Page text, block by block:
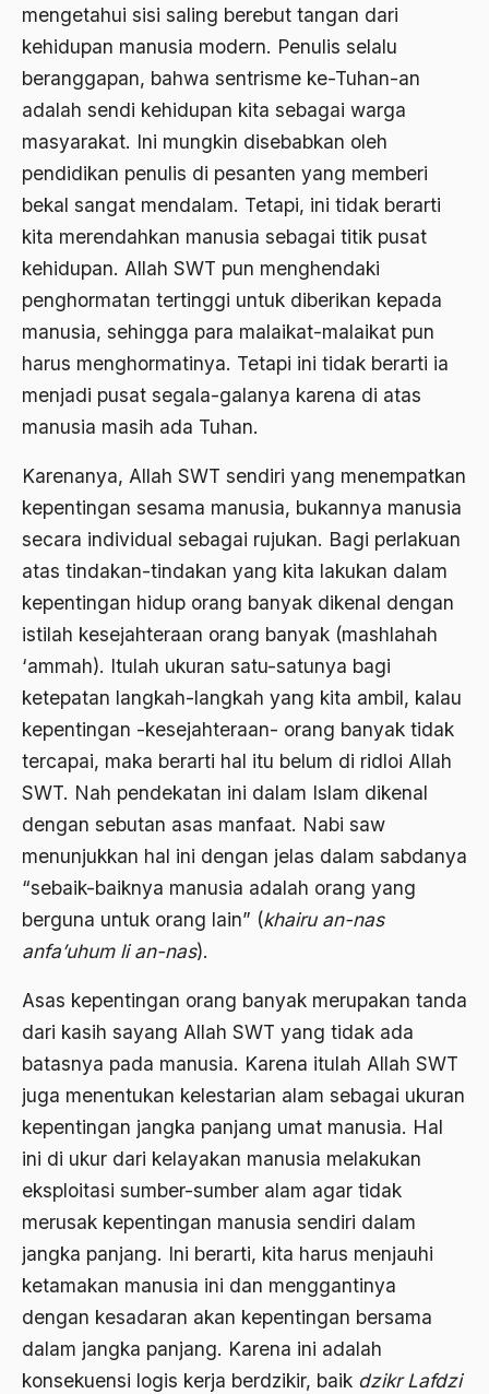
mengetahui sisi saling berebut tangan dari
kehidupan manusia modern. Penulis selalu
beranggapan, bahwa sentrisme ke-Tuhan-an
adalah sendi kehidupan kita sebagai warga
masyarakat. Ini mungkin disebabkan oleh
pendidikan penulis di pesanten yang memberi
bekal sangat mendalam. Tetapi, ini tidak berarti
kita merendahkan manusia sebagai titik pusat
kehidupan. Allah SWT pun menghendaki
penghormatan tertinggi untuk diberikan kepada
manusia, sehingga para malaikat-malaikat pun
harus menghormatinya. Tetapi ini tidak berarti ia
menjadi pusat segala-galanya karena di atas
manusia masih ada Tuhan.
Karenanya, Allah SWT sendiri yang menempatkan
kepentingan sesama manusia, bukannya manusia
secara individual sebagai rujukan. Bagi perlakuan
atas tindakan-tindakan yang kita lakukan dalam
kepentingan hidup orang banyak dikenal dengan
istilah kesejahteraan orang banyak (mashlahah
‘ammah). Itulah ukuran satu-satunya bagi
ketepatan langkah-langkah yang kita ambil, kalau
kepentingan -kesejahteraan- orang banyak tidak
tercapai, maka berarti hal itu belum di ridloi Allah
SWT. Nah pendekatan ini dalam Islam dikenal
dengan sebutan asas manfaat. Nabi saw
menunjukkan hal ini dengan jelas dalam sabdanya
“sebaik-baiknya manusia adalah orang yang
berguna untuk orang lain” (khairu an-nas
anfa’uhum li an-nas).
Asas kepentingan orang banyak merupakan tanda
dari kasih sayang Allah SWT yang tidak ada
batasnya pada manusia. Karena itulah Allah SWT
juga menentukan kelestarian alam sebagai ukuran
kepentingan jangka panjang umat manusia. Hal
ini di ukur dari kelayakan manusia melakukan
eksploitasi sumber-sumber alam agar tidak
merusak kepentingan manusia sendiri dalam
jangka panjang. Ini berarti, kita harus menjauhi
ketamakan manusia ini dan menggantinya
dengan kesadaran akan kepentingan bersama
dalam jangka panjang. Karena ini adalah
konsekuensi logis kerja berdzikir, baik dzikr Lafdzi
Ahlussunnah Wal jamaah
Ahmad Benbella
Ahmad Daudy
Ahmad Dhani
Ahmad Hasan Rurbi
Ahmad Khomeini
Ahmad Syafi’i Ma’arif
Ahmad Tirtisudiro
ahmad wahib
Ahmad Wahid
AIDS
Airport Changi
Airport Noto Hadi Negoro
Ajaran AGama
Ajaran Agama Islam
Ajaran Islam
ajaran kemasyarakatan
Ajengan SIngaparna
Akademi Betawi
Akademi Jakarta
Akbar tanjung
Akhlaq
Akidah
Aktivis
Aktivis Muda
akulturasi
akulturasi budaya
Al Asnawi
al qaeda
Al-Azhar